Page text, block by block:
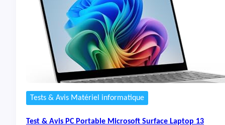
o
p
i
l
o
+
C
A
I
i
s
P
C
P
r
a
b
l
Tests & Avis Matériel informatique
Test & Avis PC Portable Microsoft Surface Laptop 13